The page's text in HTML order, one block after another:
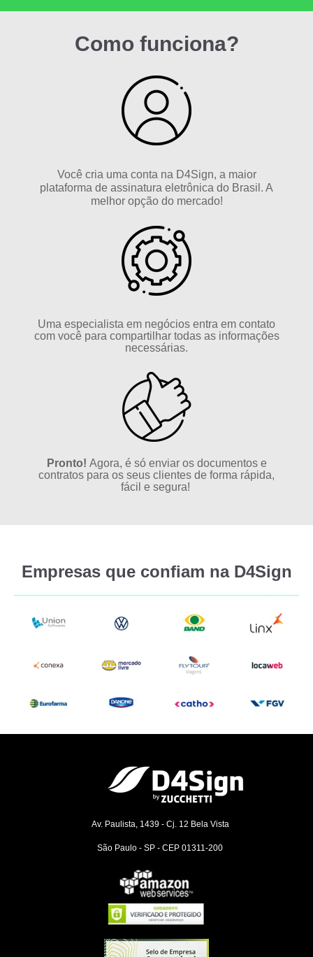
Como funciona?
Você cria uma conta na D4Sign, a maior
plataforma de assinatura eletrônica do Brasil. A
melhor opção do mercado!
Uma especialista em negócios entra em contato
com você para compartilhar todas as informações
necessárias.
Pronto! Agora, é só enviar os documentos e
contratos para os seus clientes de forma rápida,
fácil e segura!
Empresas que confiam na D4Sign
Av. Paulista, 1439 - Cj. 12 Bela Vista
São Paulo - SP - CEP 01311-200